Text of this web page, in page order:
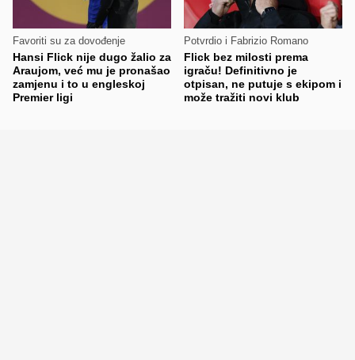
Favoriti su za dovođenje
Hansi Flick nije dugo žalio za
Araujom, već mu je pronašao
zamjenu i to u engleskoj
Premier ligi
Potvrdio i Fabrizio Romano
Flick bez milosti prema
igraču! Definitivno je
otpisan, ne putuje s ekipom i
može tražiti novi klub